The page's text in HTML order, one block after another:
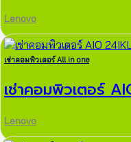
Lenovo
เช่าคอมพิวเตอร์ All in one
เช่าคอมพิวเตอร์
Lenovo